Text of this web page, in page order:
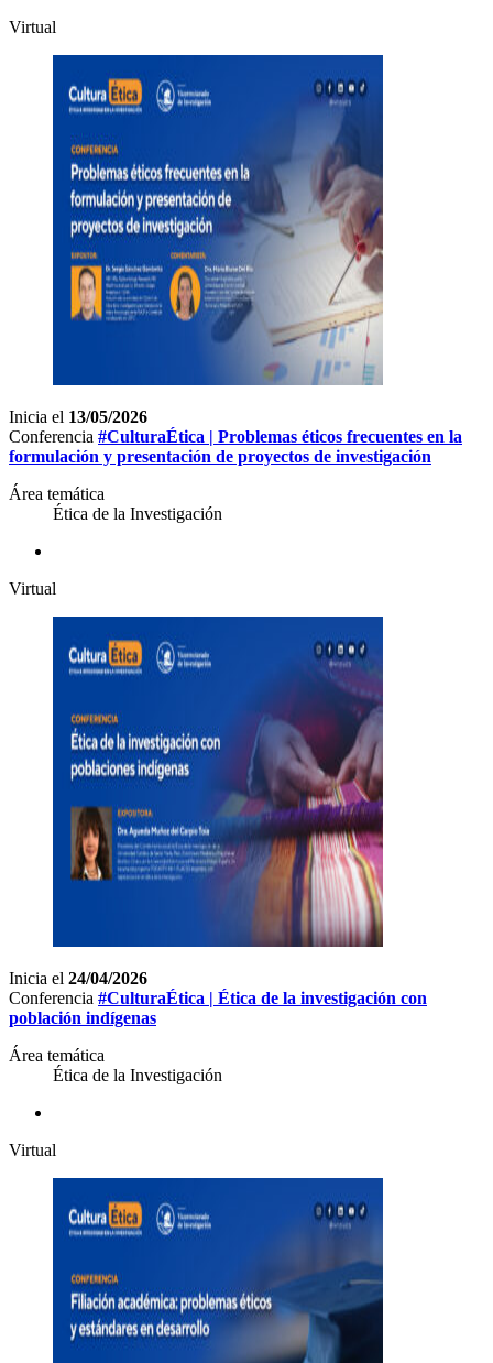
Virtual
Inicia el 13/05/2026
Conferencia #CulturaÉtica | Problemas éticos frecuentes en la
formulación y presentación de proyectos de investigación
Área temática
Ética de la Investigación
Virtual
Inicia el 24/04/2026
Conferencia #CulturaÉtica | Ética de la investigación con
población indígenas
Área temática
Ética de la Investigación
Virtual